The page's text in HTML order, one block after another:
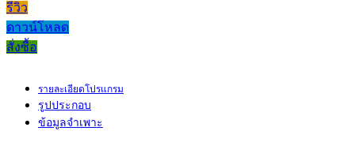
รีวิว
ดาวน์โหลด
สั่งซื้อ
รายละเอียดโปรแกรม
รูปประกอบ
ข้อมูลจำเพาะ